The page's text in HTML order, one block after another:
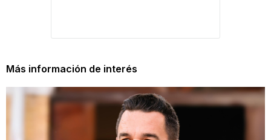
Más información de interés